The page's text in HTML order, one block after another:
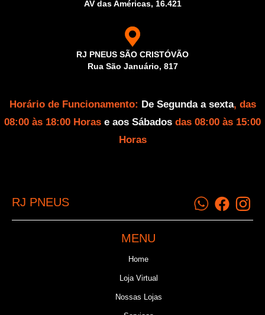
AV das Américas, 16.421
RJ PNEUS SÃO CRISTÓVÃO
Rua São Januário, 817
Horário de Funcionamento: De Segunda a sexta, das
08:00 às 18:00 Horas e aos Sábados das 08:00 às 15:00
Horas
RJ PNEUS
MENU
Home
Loja Virtual
Nossas Lojas